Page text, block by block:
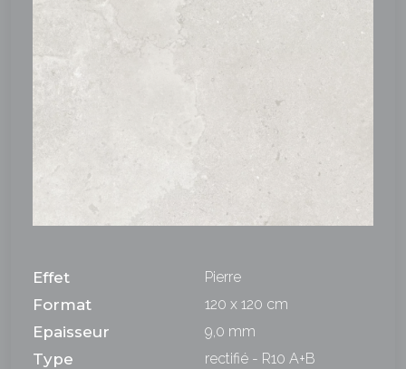
Effet Pierre
Format 120 x 120 cm
Epaisseur 9,0 mm
Type rectifié - R10 A+B